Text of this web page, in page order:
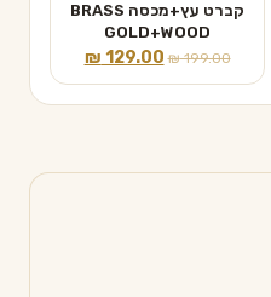
קברט עץ+מכסה BRASS
GOLD+WOOD
₪199.00
המחיר
המקורי
היה:
₪ 129.00
המחיר
הנוכחי
הוא: